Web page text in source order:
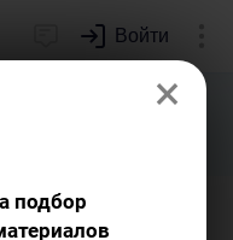
Войти
план
×
подбор